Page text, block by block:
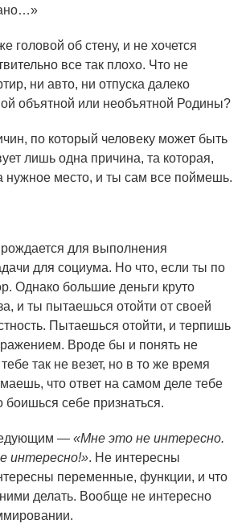
головой об стену, и не хочется
все так плохо. Что не
ни авто, ни отпуска далеко
объятной или необъятной Родины?
по который человеку может быть
лишь одна причина, та которая,
нужное место, и ты сам все поймешь.
для выполнения
для социума. Но что, если ты по
Однако большие деньги круто
и ты пытаешься отойти от своей
Пытаешься отойти, и терпишь
Вроде бы и понять не
так не везет, но в то же время
что ответ на самом деле тебе
боишься себе признаться.
— «Мне это не интересно.
интересно!». Не интересны
переменные, функции, и что
делать. Вообще не интересно